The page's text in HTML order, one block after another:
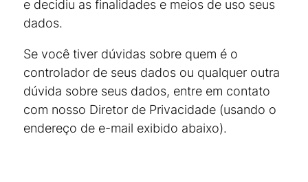
e decidiu as finalidades e meios de uso seus
dados.
Se você tiver dúvidas sobre quem é o
controlador de seus dados ou qualquer outra
dúvida sobre seus dados, entre em contato
com nosso Diretor de Privacidade (usando o
endereço de e-mail exibido abaixo).